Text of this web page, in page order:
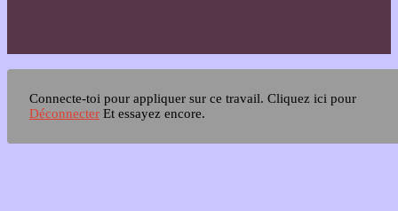
Connecte-toi pour appliquer sur ce travail. Cliquez ici pour
Déconnecter Et essayez encore.